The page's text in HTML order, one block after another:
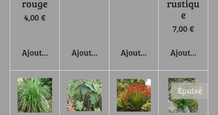
rouge
4,00 €
Ajouter au panierAjouter au panierAjouter au panier
rustiqu
e
7,00 €
Ajouter au
Épuisé